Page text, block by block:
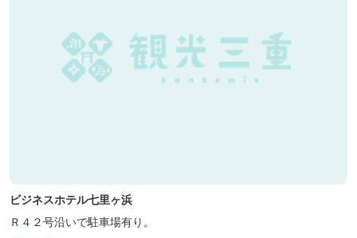
ビジネスホテル七里ヶ浜
Ｒ４２号沿いで駐車場有り。